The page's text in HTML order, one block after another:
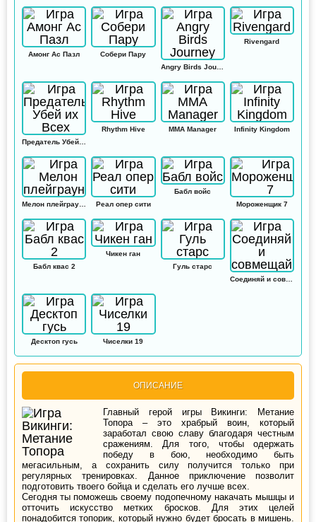
ОПИСАНИЕ
Главный герой игры Викинги: Метание
Топора – это храбрый воин, который
заработал свою славу благодаря честным
сражениям. Для того, чтобы одержать
победу в бою, необходимо быть
мегасильным, а сохранить силу получится только при
регулярных тренировках. Данное приключение позволит
подготовить твоего бойца и сделать его лучше всех.
Сегодня ты поможешь своему подопечному накачать мышцы и
отточить искусство метких бросков. Для этих целей
понадобится топорик, который нужно будет бросать в мишень.
Амонг Ас Пазл
Собери Пару
Angry Birds Journey
Rivengard
Rhythm Hive MMA Manager Infinity Kingdom
Реал опер сити
Бабл войс
Мороженщик 7
Бабл квас 2
Чикен ган
Гуль старс
Соединяй и совмещай
Десктоп гусь Чиселки 19